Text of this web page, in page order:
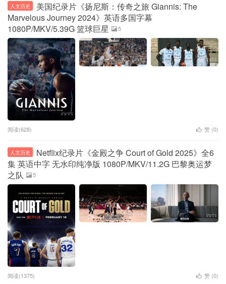
人文历史
美国纪录片《扬尼斯：传奇之旅 Giannis: The
Marvelous Journey 2024》英语多国字幕
1080P/MKV/5.39G 篮球巨星
5
阅读(628) 赞 (0)
人文历史
Netflix纪录片《金殿之争 Court of Gold 2025》全6
集 英语中字 无水印纯净版 1080P/MKV/11.2G 巴黎奥运梦
之队
5
阅读(1375) 赞 (0)